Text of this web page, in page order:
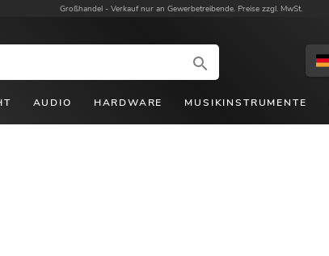
Großhandel - Verkauf nur an Gewerbetreibende. Preise zzgl. MwSt.
AUDIO HARDWARE MUSIKINSTRUMENTE